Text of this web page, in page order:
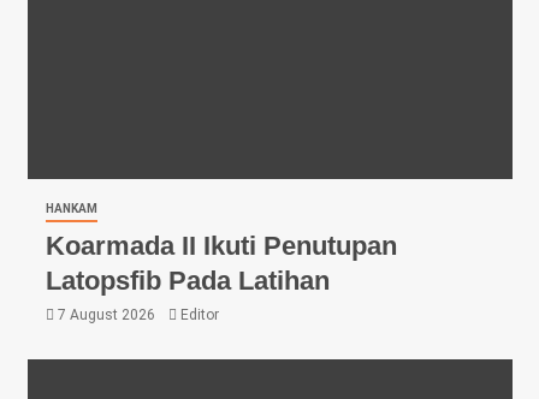
HANKAM
Koarmada II Ikuti Penutupan
Latopsfib Pada Latihan
7 August 2026 Editor